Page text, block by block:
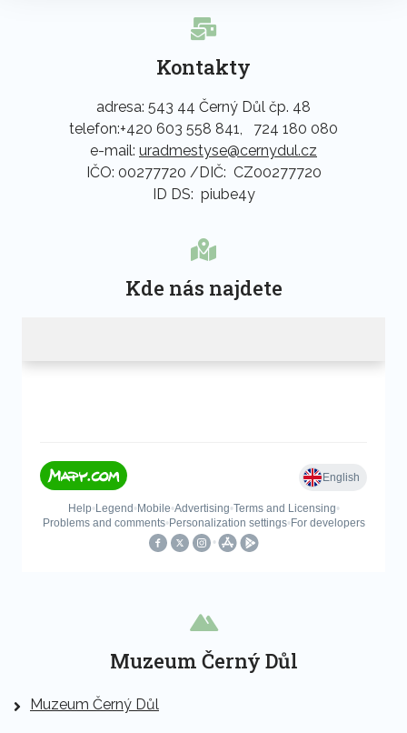
Kontakty
adresa: 543 44 Černý Důl čp. 48
telefon:+420 603 558 841, 724 180 080
e-mail: uradmestyse@cernydul.cz
IČO: 00277720 /DIČ: CZ00277720
ID DS: piube4y
Kde nás najdete
Muzeum Černý Důl
Muzeum Černý Důl